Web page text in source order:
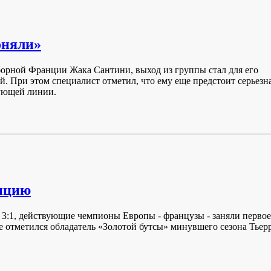
Франции Жака Сантини, выход из группы стал для его
При этом специалист отметил, что ему еще предстоит
линии.
действующие чемпионы Европы - французы - заняли первое
обладатель «Золотой бутсы» минувшего сезона